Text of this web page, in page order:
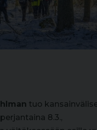
tuo
8.3.,